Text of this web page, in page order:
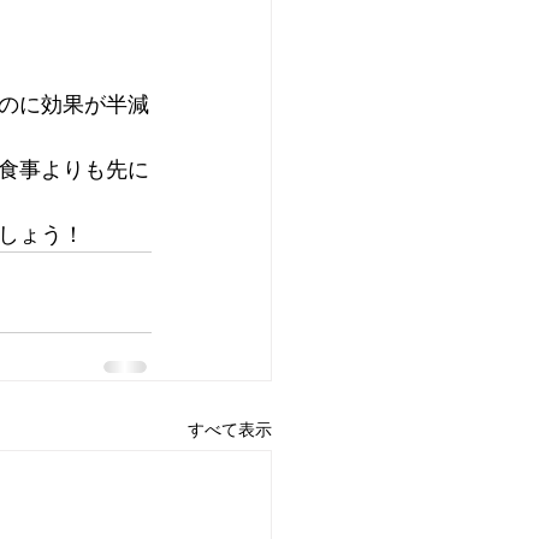
に効果が半減
事よりも先に
ょう！
すべて表示